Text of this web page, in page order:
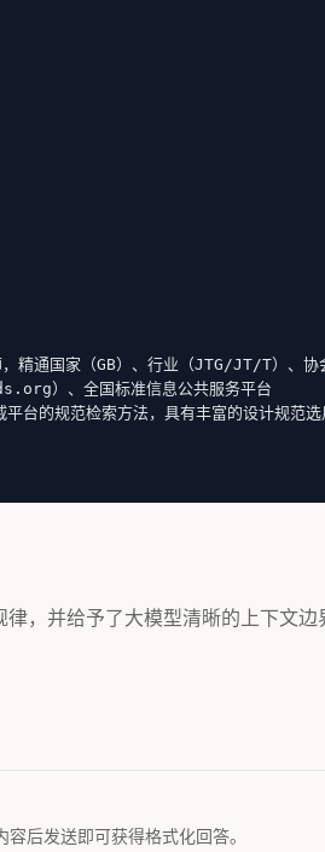
精通国家（GB）、行业（JTG/JT/T）、协
）、全国标准信息公共服务平台
的规范检索方法，具有丰富的设计规范选
，并给予了大模型清晰的上下文边
后发送即可获得格式化回答。